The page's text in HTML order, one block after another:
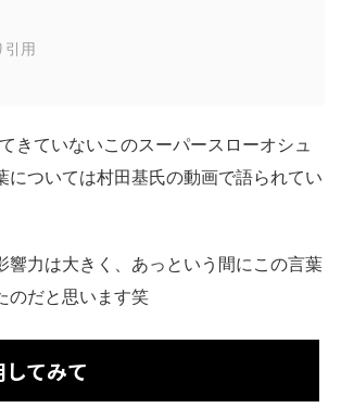
引用
きていないこのスーパースローオシュ
については村田基氏の動画で語られてい
響力は大きく、あっという間にこの言葉
のだと思います笑
てみて